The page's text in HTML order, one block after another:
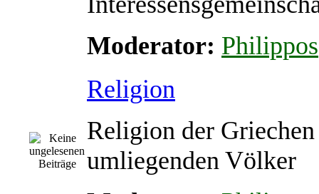
Moderator: Philippos
Religion
Religion der
umliegenden Völker